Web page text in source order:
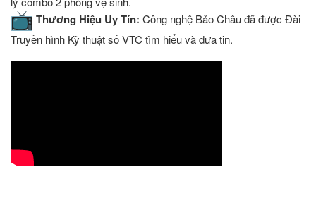
Thương Hiệu Uy Tín: Công nghệ Bảo Châu đã được Đài
Truyền hình Kỹ thuật số VTC tìm hiểu và đưa tin.